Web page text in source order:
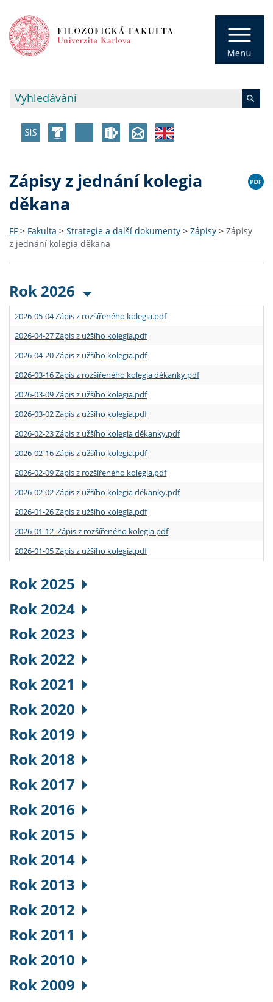
Zápisy z jednání kolegia
děkana
FF > Fakulta > Strategie a další dokumenty > Zápisy > Zápisy
z jednání kolegia děkana
Rok 2026
2026-05-04 Zápis z rozšířeného kolegia.pdf
2026-04-27 Zápis z užšího kolegia.pdf
2026-04-20 Zápis z užšího kolegia.pdf
2026-03-16 Zápis z rozšířeného kolegia děkanky.pdf
2026-03-09 Zápis z užšího kolegia.pdf
2026-03-02 Zápis z užšího kolegia.pdf
2026-02-23 Zápis z užšího kolegia děkanky.pdf
2026-02-16 Zápis z užšího kolegia.pdf
2026-02-09 Zápis z rozšířeného kolegia.pdf
2026-02-02 Zápis z užšího kolegia děkanky.pdf
2026-01-26 Zápis z užšího kolegia.pdf
2026-01-12 Zápis z rozšířeného kolegia.pdf
2026-01-05 Zápis z užšího kolegia.pdf
Rok 2025
Rok 2024
Rok 2023
Rok 2022
Rok 2021
Rok 2020
Rok 2019
Rok 2018
Rok 2017
Rok 2016
Rok 2015
Rok 2014
Rok 2013
Rok 2012
Rok 2011
Rok 2010
Rok 2009